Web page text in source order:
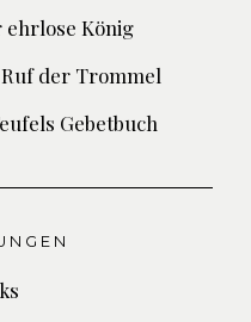
ehrlose König
Ruf der Trommel
Gebetbuch